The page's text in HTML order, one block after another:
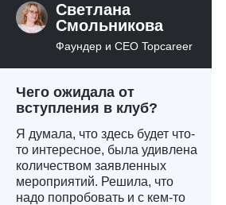
Светлана
Смольникова
Фаундер и CEO Topcareer
Чего ожидала от
вступления в клуб?
Я думала, что здесь будет что-
то интересное, была удивлена
количеством заявленных
мероприятий. Решила, что
надо попробовать и с кем-то